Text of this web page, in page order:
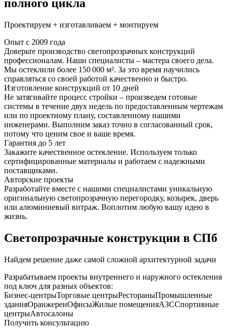
полного цикла
Проектируем + изготавливаем + монтируем
Опыт с 2009 года
Доверьте производство светопрозрачных конструкций
профессионалам. Наши специалисты – мастера своего дела.
Мы остеклили более 150 000 м². За это время научились
справляться со своей работой качественно и быстро.
Изготовление конструкций от 10 дней
Не затягивайте процесс стройки – произведем готовые
системы в течение двух недель по предоставленным чертежам
или по проектному плану, составленному нашими
инженерами. Выполним заказ точно в согласованный срок,
потому что ценим свое и ваше время.
Гарантия до 5 лет
Закажите качественное остекление. Используем только
сертифицированные материалы и работаем с надежными
поставщиками.
Авторские проекты
Разработайте вместе с нашими специалистами уникальную
оригинальную светопрозрачную перегородку, козырек, дверь
или алюминиевый витраж. Воплотим любую вашу идею в
жизнь.
Светопрозрачные конструкции в СПб
Найдем решение даже самой сложной архитектурной задачи
Разрабатываем проекты внутреннего и наружного остекления
под ключ для разных объектов:
Бизнес-центрыТорговые центрыРестораныПромышленные
зданияОранжереиОфисыЖилые помещенияАЗССпортивные
центрыАвтосалоны
Получить консультацию